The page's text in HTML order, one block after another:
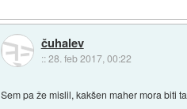
čuhalev
::28. feb 2017, 00:22
Sem pa že mislil, kakšen maher mora biti